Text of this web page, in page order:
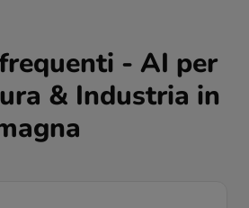
- AI per
& Industria in